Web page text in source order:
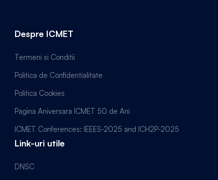
Despre ICMET
Termeni si Conditii
Politica de Confidentialitate
Politica Cookies
Pagina Aniversara ICMET 50 de Ani
ICMET Conferences: IEEES-2025 and ICH2P-2025
Link-uri utile
DNSC